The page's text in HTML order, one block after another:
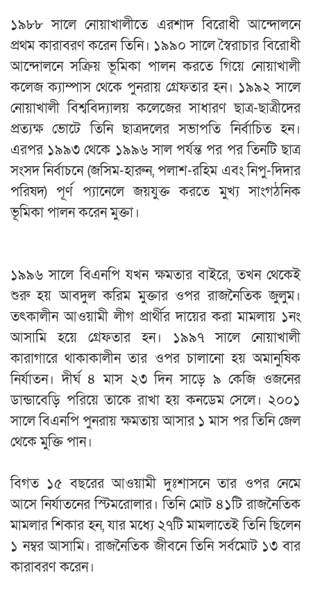
‎​১৯৮৮ সালে নোয়াখালীতে এরশাদ বিরোধী আন্দোলনে
প্রথম কারাবরণ করেন তিনি। ১৯৯০ সালে স্বৈরাচার বিরোধী
আন্দোলনে সক্রিয় ভূমিকা পালন করতে গিয়ে নোয়াখালী
কলেজ ক্যাম্পাস থেকে পুনরায় গ্রেফতার হন। ১৯৯২ সালে
নোয়াখালী বিশ্ববিদ্যালয় কলেজের সাধারণ ছাত্র-ছাত্রীদের
প্রত্যক্ষ ভোটে তিনি ছাত্রদলের সভাপতি নির্বাচিত হন।
এরপর ১৯৯৩ থেকে ১৯৯৬ সাল পর্যন্ত পর পর তিনটি ছাত্র
সংসদ নির্বাচনে (জসিম-হারুন, পলাশ-রহিম এবং নিপু-দিদার
পরিষদ) পূর্ণ প্যানেলে জয়যুক্ত করতে মুখ্য সাংগঠনিক
ভূমিকা পালন করেন মুক্তা।
‎​১৯৯৬ সালে বিএনপি যখন ক্ষমতার বাইরে, তখন থেকেই
শুরু হয় আবদুল করিম মুক্তার ওপর রাজনৈতিক জুলুম।
তৎকালীন আওয়ামী লীগ প্রার্থীর দায়ের করা মামলায় ১নং
আসামি হয়ে গ্রেফতার হন। ১৯৯৭ সালে নোয়াখালী
কারাগারে থাকাকালীন তার ওপর চালানো হয় অমানুষিক
নির্যাতন। দীর্ঘ ৪ মাস ২৩ দিন সাড়ে ৯ কেজি ওজনের
ডান্ডাবেড়ি পরিয়ে তাকে রাখা হয় কনডেম সেলে। ২০০১
সালে বিএনপি পুনরায় ক্ষমতায় আসার ১ মাস পর তিনি জেল
থেকে মুক্তি পান।
‎​বিগত ১৫ বছরের আওয়ামী দুঃশাসনে তার ওপর নেমে
আসে নির্যাতনের স্টিমরোলার। তিনি মোট ৪১টি রাজনৈতিক
মামলার শিকার হন, যার মধ্যে ২৭টি মামলাতেই তিনি ছিলেন
১ নম্বর আসামি। রাজনৈতিক জীবনে তিনি সর্বমোট ১৩ বার
কারাবরণ করেন।